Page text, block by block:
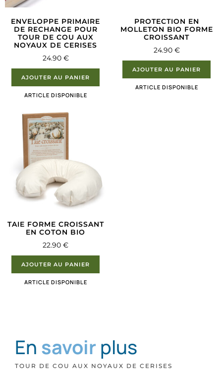
ENVELOPPE PRIMAIRE
DE RECHANGE POUR
TOUR DE COU AUX
NOYAUX DE CERISES
24.90 €
AJOUTER AU PANIER
ARTICLE DISPONIBLE
PROTECTION EN
MOLLETON BIO FORME
CROISSANT
24.90 €
AJOUTER AU PANIER
ARTICLE DISPONIBLE
TAIE FORME CROISSANT
EN COTON BIO
22.90 €
AJOUTER AU PANIER
ARTICLE DISPONIBLE
En savoirplus
TOUR DE COU AUX NOYAUX DE CERISES